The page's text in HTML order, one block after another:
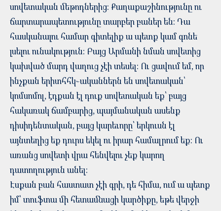
սովետական մեթոդներից: Քաղաքաշինությունը ու
ճարտարապետությունը տարբեր բաներ են: Դա
հասկանալու համար գիտելիք ա պետք կամ գոնե
լսելու ունակություն: Բայց Արմանի նման սովետից
կախված մարդ վաղուց չէի տեսել: Ու ցավում եմ, որ
ինչքան երիտհհկ֊ականներն են սովետական՝
կոմսոմոլ, էդքան էլ դուք սովետական եք՝ բայց
հակառակ ճամբարից, պայմանական ասենք
դիսիդենտական, բայց կարեւորը՝ երկուսն էլ
այնտեղից եք դուրս եկել ու իրար համալրում եք: Ու
առանց սովետի վրա հենվելու չեք կարող
դատողություն անել:
Էսքան բան հաստատ չէի գրի, դե հիմա, ում ա պետք
իմ՝ տուֆտա մի հետամնացի կարծիքը, եթե վերջի